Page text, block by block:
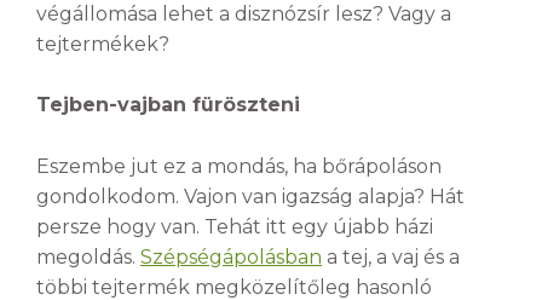
végállomása lehet a disznózsír lesz? Vagy a
tejtermékek?
Tejben-vajban füröszteni
Eszembe jut ez a mondás, ha bőrápoláson
gondolkodom. Vajon van igazság alapja? Hát
persze hogy van. Tehát itt egy újabb házi
megoldás. Szépségápolásban a tej, a vaj és a
többi tejtermék megközelítőleg hasonló